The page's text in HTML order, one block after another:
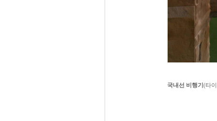
국내선 비행기(타